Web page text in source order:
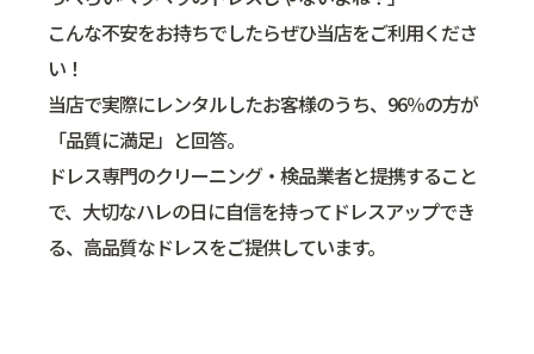
こんな不安をお持ちでしたらぜひ当店をご利用くださ
い！
当店で実際にレンタルしたお客様のうち、96％の方が
「品質に満足」と回答。
ドレス専門のクリーニング・検品業者と提携すること
で、大切なハレの日に自信を持ってドレスアップでき
る、高品質なドレスをご提供しています。